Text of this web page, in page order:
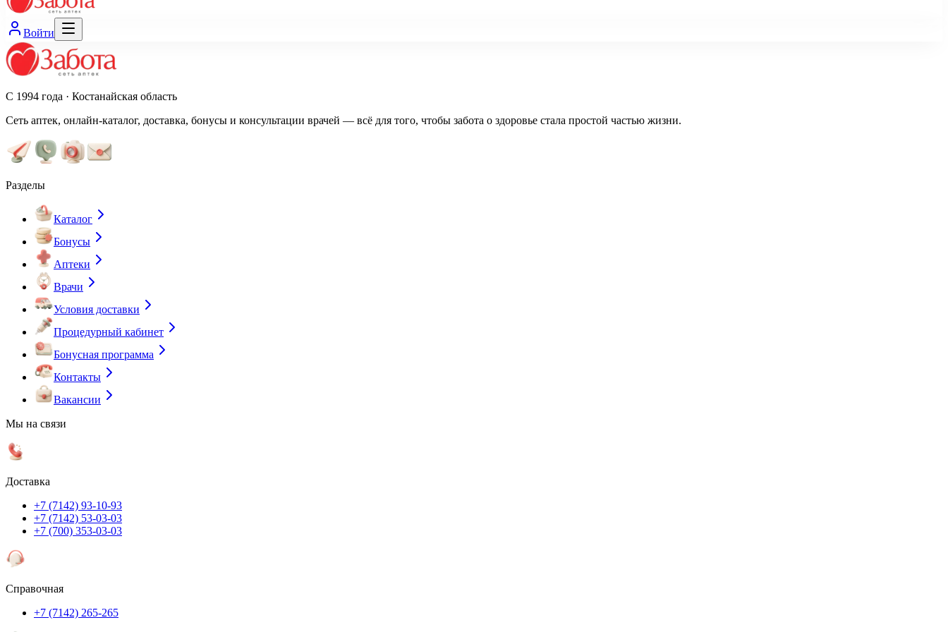
Войти
С 1994 года · Костанайская область
Сеть аптек, онлайн-каталог, доставка, бонусы и консультации врачей — всё для того, чтобы забота о здоровье стала простой частью жизни.
Разделы
Каталог
Бонусы
Аптеки
Врачи
Условия доставки
Процедурный кабинет
Бонусная программа
Контакты
Вакансии
Мы на связи
Доставка
+7 (7142) 93-10-93
+7 (7142) 53-03-03
+7 (700) 353-03-03
Справочная
+7 (7142) 265-265